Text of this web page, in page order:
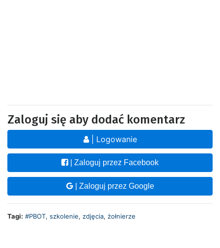
Zaloguj się aby dodać komentarz
| Logowanie
| Zaloguj przez Facebook
| Zaloguj przez Google
Tagi: #PBOT, szkolenie, zdjęcia, żołnierze